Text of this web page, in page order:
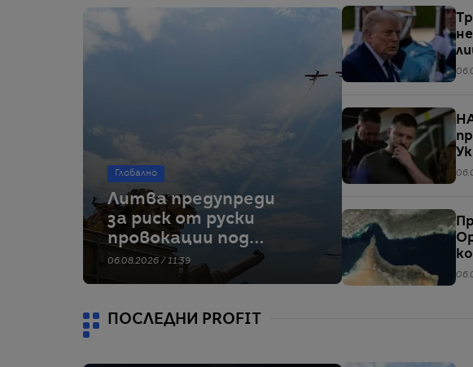
Глобално
Литва предупреди
за риск от руски
провокации под
„фалшив флаг“
срещу държави в
06.08.2026 / 11:39
ПОСЛЕДНИ PROFIT